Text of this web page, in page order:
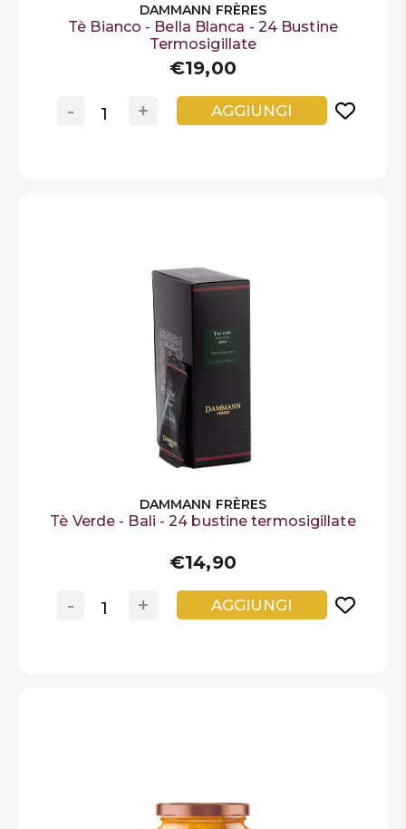
DAMMANN FRÈRES
Tè Bianco - Bella Blanca - 24 Bustine
Termosigillate
€19,00
+
- AGGIUNGI
DAMMANN FRÈRES
Tè Verde - Bali - 24 bustine termosigillate
€14,90
+
- AGGIUNGI